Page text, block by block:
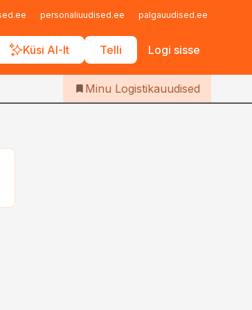
personaliuudised.ee palgauudised.ee
Küsi AI-lt Telli Logi sisse
Iseteenindus
Telli Logistikauudised
Minu Logistikauudised